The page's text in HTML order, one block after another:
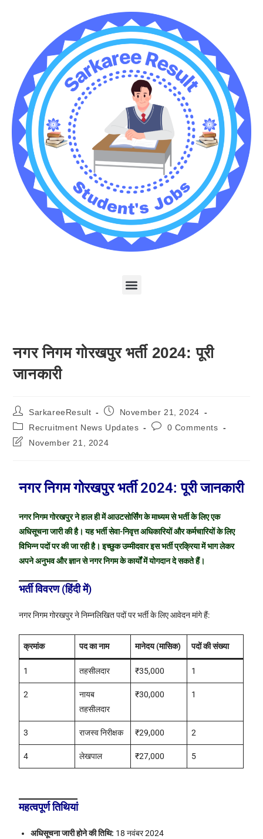
नगर निगम गोरखपुर भर्ती 2024: पूरी
जानकारी
SarkareeResult
November 21, 2024
Recruitment News Updates
0 Comments
November 21, 2024
नगर निगम गोरखपुर भर्ती 2024: पूरी जानकारी
नगर निगम गोरखपुर ने हाल ही में आउटसोर्सिंग के माध्यम से भर्ती के लिए एक
अधिसूचना जारी की है। यह भर्ती सेवा-निवृत्त अधिकारियों और कर्मचारियों के लिए
विभिन्न पदों पर की जा रही है। इच्छुक उम्मीदवार इस भर्ती प्रक्रिया में भाग लेकर
अपने अनुभव और ज्ञान से नगर निगम के कार्यों में योगदान दे सकते हैं।
भर्ती विवरण (हिंदी में)
नगर निगम गोरखपुर ने निम्नलिखित पदों पर भर्ती के लिए आवेदन मांगे हैं:
क्रमांक पद का नाम मानेदय (मासिक) पदों की संख्या
1 तहसीलदार ₹35,000 1
2
नायब
तहसीलदार
₹30,000 1
3 राजस्व निरीक्षक ₹29,000 2
4 लेखपाल ₹27,000 5
महत्वपूर्ण तिथियां
अधिसूचना जारी होने की तिथि: 18 नवंबर 2024